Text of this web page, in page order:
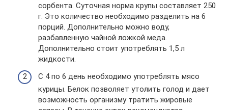
сорбента. Суточная норма крупы составляет 250
г. Это количество необходимо разделить на 6
порций. Дополнительно можно воду,
разбавленную чайной ложкой меда.
Дополнительно стоит употреблять 1,5 л
жидкости.
С 4 по 6 день необходимо употреблять мясо
курицы. Белок позволяет утолить голод и дает
возможность организму тратить жировые